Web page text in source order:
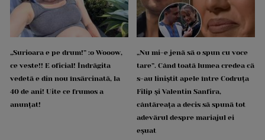
„Surioara e pe drum!” :o Wooow,
ce veste!! E oficial! Îndrăgita
vedetă e din nou însărcinată, la
40 de ani! Uite ce frumos a
anunțat!
„Nu mi-e jenă să o spun cu voce
tare”. Când toată lumea credea că
s-au liniștit apele între Codruța
Filip și Valentin Sanfira,
cântăreața a decis să spună tot
adevărul despre mariajul ei
eșuat